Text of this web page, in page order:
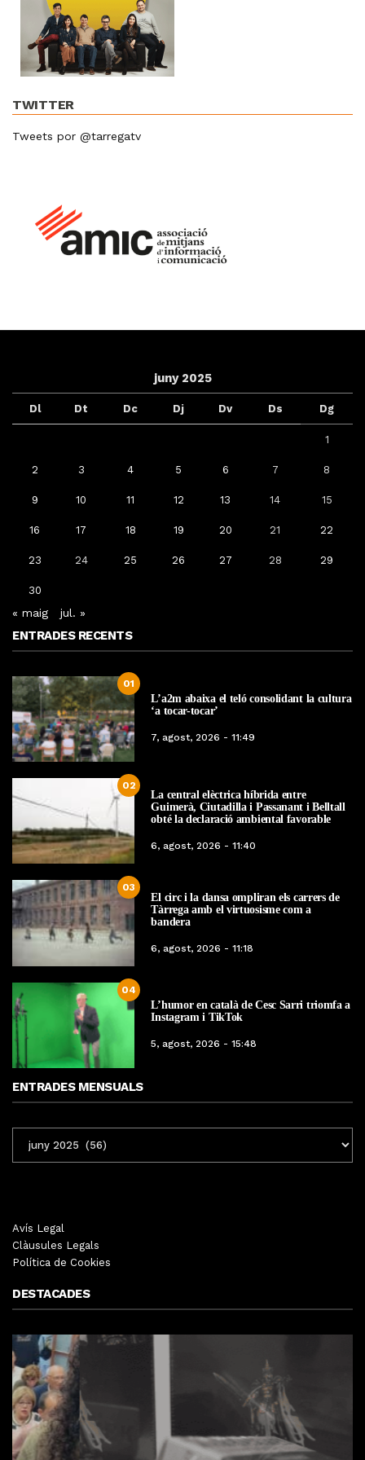
TWITTER
Tweets por @tarregatv
juny 2025
Dl Dt Dc Dj Dv Ds Dg
1
2 3 4 5 6 7 8
9 10 11 12 13 14 15
16 17 18 19 20 21 22
23 24 25 26 27 28 29
30
« maig jul. »
ENTRADES RECENTS
01
L’a2m abaixa el teló consolidant la cultura
‘a tocar-tocar’
7, agost, 2026 - 11:49
02
La central elèctrica híbrida entre
Guimerà, Ciutadilla i Passanant i Belltall
obté la declaració ambiental favorable
6, agost, 2026 - 11:40
03
El circ i la dansa ompliran els carrers de
Tàrrega amb el virtuosisme com a
bandera
6, agost, 2026 - 11:18
04
L’humor en català de Cesc Sarri triomfa a
Instagram i TikTok
5, agost, 2026 - 15:48
ENTRADES MENSUALS
MENSUALS
Avís Legal
Clàusules Legals
Política de Cookies
DESTACADES